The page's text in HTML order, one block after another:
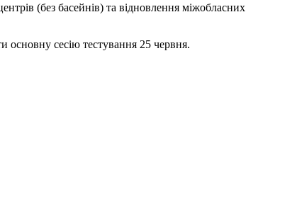
(без басейнів) та відновлення міжобласних
основну сесію тестування 25 червня.